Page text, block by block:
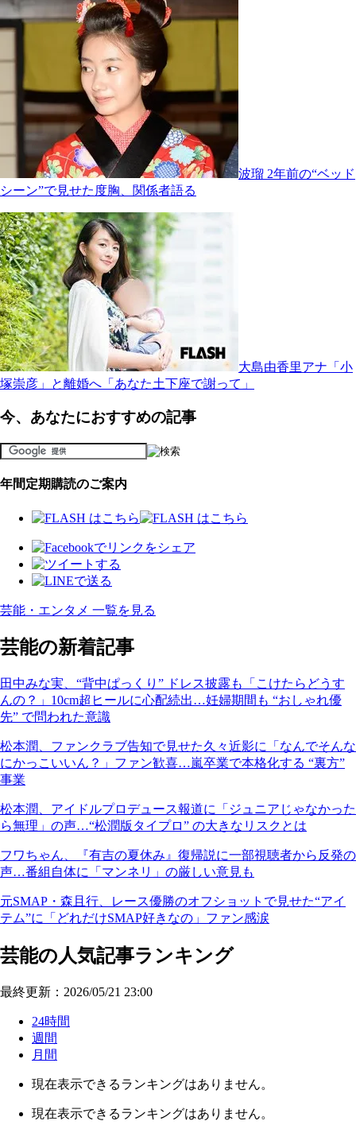
波瑠 2年前の“ベッド
シーン”で見せた度胸、関係者語る
大島由香里アナ「小
塚崇彦」と離婚へ「あなた土下座で謝って」
今、あなたにおすすめの記事
年間定期購読のご案内
芸能・エンタメ 一覧を見る
芸能の新着記事
田中みな実、“背中ぱっくり” ドレス披露も「こけたらどうす
んの？」10cm超ヒールに心配続出…妊婦期間も “おしゃれ優
先” で問われた意識
松本潤、ファンクラブ告知で見せた久々近影に「なんでそんな
にかっこいいん？」ファン歓喜…嵐卒業で本格化する “裏方”
事業
松本潤、アイドルプロデュース報道に「ジュニアじゃなかった
ら無理」の声…“松潤版タイプロ” の大きなリスクとは
フワちゃん、『有吉の夏休み』復帰説に一部視聴者から反発の
声…番組自体に「マンネリ」の厳しい意見も
元SMAP・森且行、レース優勝のオフショットで見せた“アイ
テム”に「どれだけSMAP好きなの」ファン感涙
芸能の人気記事ランキング
最終更新：2026/05/21 23:00
24時間
週間
月間
現在表示できるランキングはありません。
現在表示できるランキングはありません。